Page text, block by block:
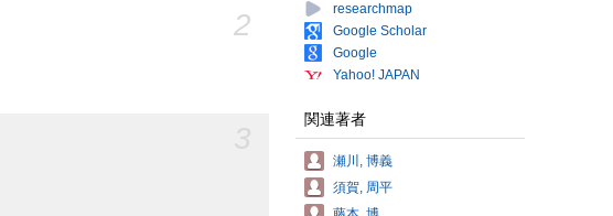
2
researchmap
Google Scholar
Google
Yahoo! JAPAN
関連著者
瀬川, 博義
須賀, 周平